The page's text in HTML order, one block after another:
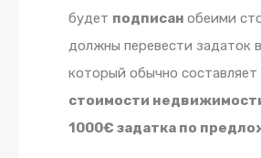
будет подписан обеими
должны перевести задаток
который обычно составляет
стоимости
1000€ задатка по